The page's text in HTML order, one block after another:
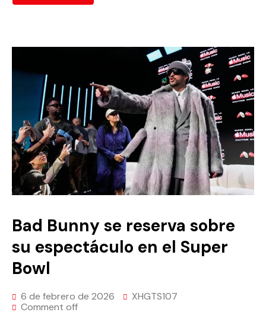
Bad Bunny se reserva sobre
su espectáculo en el Super
Bowl
6 de febrero de 2026
XHGTS107
Comment off